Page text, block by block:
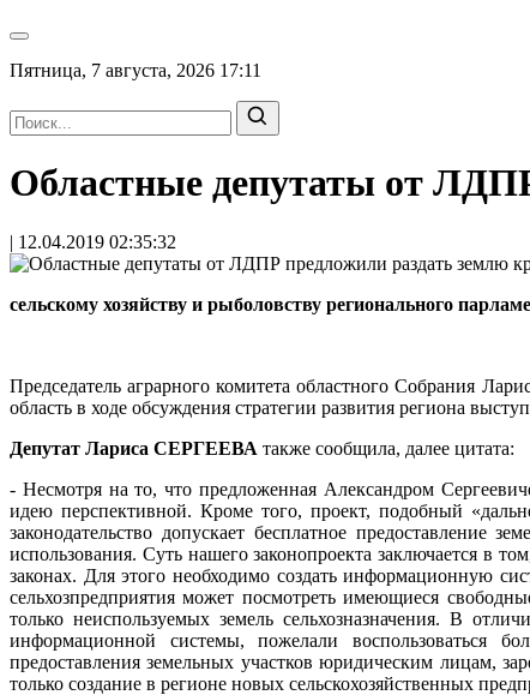
Пятница, 7 августа, 2026 17:11
Областные депутаты от
| 12.04.2019 02:35:32
сельскому хозяйству и рыболовству регионального
Председатель аграрного комитета областного Собрания
область в ходе обсуждения стратегии развития региона
Депутат Лариса СЕРГЕЕВА также сообщила, далее цитата:
- Несмотря на то, что предложенная Александром
идею перспективной. Кроме того, проект, подобный
законодательство допускает бесплатное предоставление
использования. Суть нашего законопроекта заключается в
законах. Для этого необходимо создать информационную
сельхозпредприятия может посмотреть имеющиеся
только неиспользуемых земель сельхозназначения. В
информационной системы, пожелали воспользоваться
предоставления земельных участков юридическим лицам,
только создание в регионе новых сельскохозяйственных